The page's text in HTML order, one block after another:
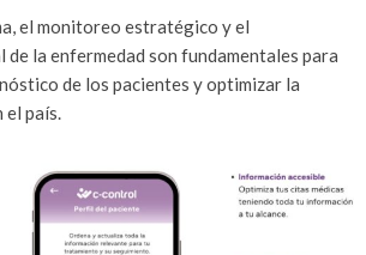
el monitoreo estratégico y el
la enfermedad son fundamentales para
de los pacientes y optimizar la
el país.